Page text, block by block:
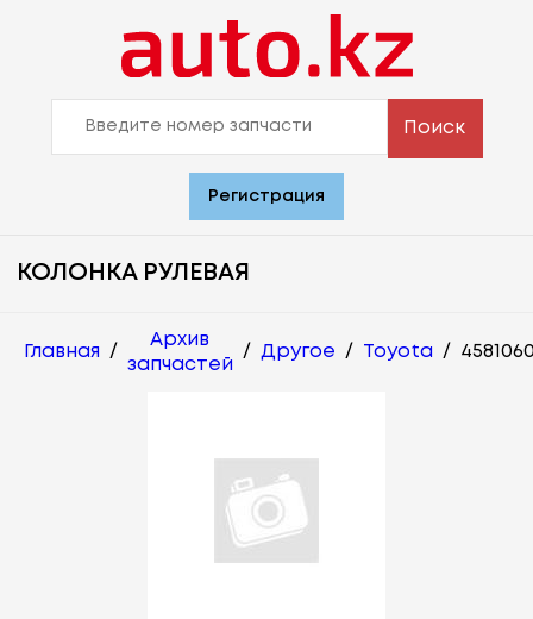
Поиск
Регистрация
КОЛОНКА РУЛЕВАЯ
Главная /
Архив
запчастей
/ Другое / Toyota /